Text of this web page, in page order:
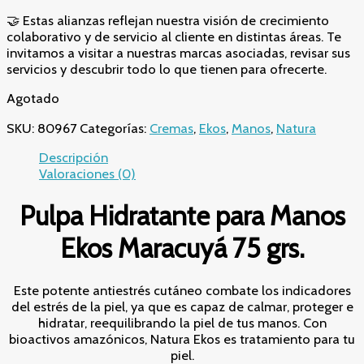
🤝 Estas alianzas reflejan nuestra visión de crecimiento
colaborativo y de servicio al cliente en distintas áreas. Te
invitamos a visitar a nuestras marcas asociadas, revisar sus
servicios y descubrir todo lo que tienen para ofrecerte.
Agotado
SKU: 80967 Categorías: Cremas, Ekos, Manos, Natura
Descripción
Valoraciones (0)
Pulpa Hidratante para Manos
Ekos Maracuyá 75 grs.
Este potente antiestrés cutáneo combate los indicadores
del estrés de la piel, ya que es capaz de calmar, proteger e
hidratar, reequilibrando la piel de tus manos. Con
bioactivos amazónicos, Natura Ekos es tratamiento para tu
piel.